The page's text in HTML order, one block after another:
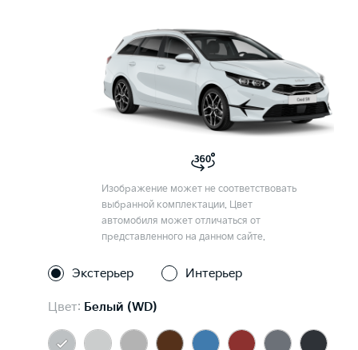
Изображение может не соответствовать
выбранной комплектации. Цвет
автомобиля может отличаться от
представленного на данном сайте.
Экстерьер Интерьер
Цвет: Белый (WD)